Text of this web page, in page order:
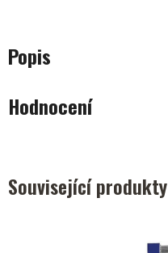
Popis
Hodnocení
Související produkty